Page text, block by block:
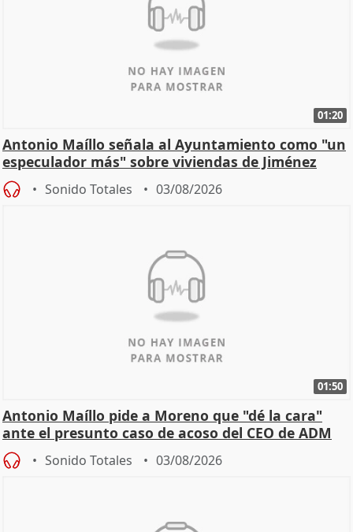
01:20
Antonio Maíllo señala al Ayuntamiento como "un
especulador más" sobre viviendas de Jiménez
Becerril
Sonido Totales 03/08/2026
01:50
Antonio Maíllo pide a Moreno que "dé la cara"
ante el presunto caso de acoso del CEO de ADM
Sonido Totales 03/08/2026